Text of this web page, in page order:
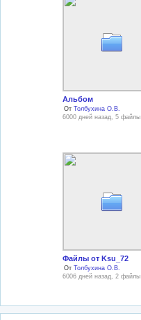
Альбом
От Толбухина О.В.
6000 дней назад, 5 файлы
Файлы от Ksu_72
От Толбухина О.В.
6006 дней назад, 2 файлы